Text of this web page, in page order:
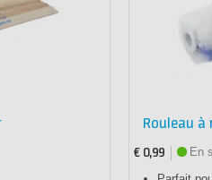
Rouleau à
€ 0,99
En